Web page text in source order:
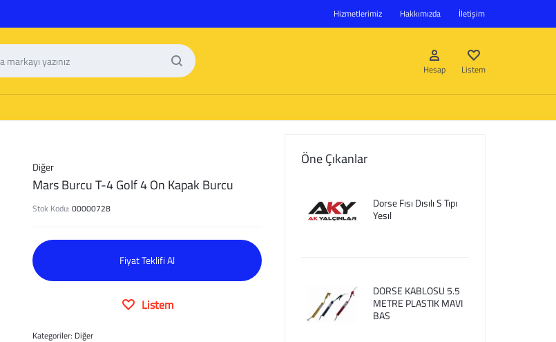
Hizmetlerimiz Hakkımızda İletişim
Hesap
Hesap oluştur
Listem
Diğer
Mars Burcu T-4 Golf 4 On Kapak Burcu
Stok Kodu:00000728
Fiyat Teklifi Al
Listem
Kategoriler: Diğer
Öne Çıkanlar
Dorse Fısı Dısılı S Tıpı
Yesıl
DORSE KABLOSU 5.5
METRE PLASTIK MAVI
BAS